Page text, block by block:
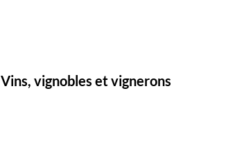
Vins, vignobles et vignerons